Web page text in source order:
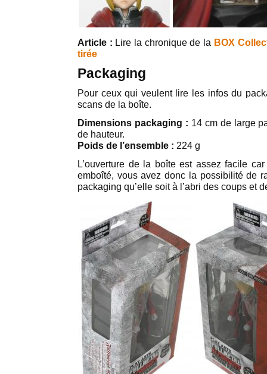
Article : Lire la chronique de la BOX
tirée
Packaging
Pour ceux qui veulent lire les infos du
scans de la boîte.
Dimensions packaging : 14 cm de large
de hauteur.
Poids de l’ensemble : 224 g
L’ouverture de la boîte est assez facile
emboîté, vous avez donc la possibilité de
packaging qu’elle soit à l’abri des coups et